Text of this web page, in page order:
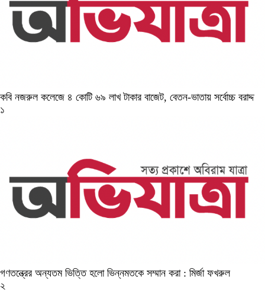
কবি নজরুল কলেজে ৪ কোটি ৬৯ লাখ টাকার বাজেট, বেতন-ভাতায় সর্বোচ্চ বরাদ্দ
১
গণতন্ত্রের অন্যতম ভিত্তি হলো ভিন্নমতকে সম্মান করা : মির্জা ফখরুল
২